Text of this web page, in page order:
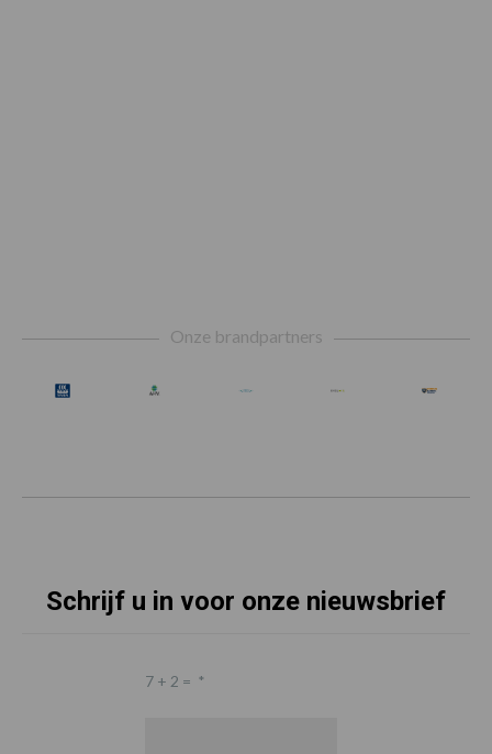
Onze brandpartners
Schrijf u in voor onze nieuwsbrief
7 + 2 = *